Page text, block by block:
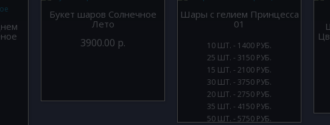
Букет шаров Солнечное
Лето
3900.00 р.
Шары с гелием Принцесса
01
10 ШТ. - 1400 РУБ.
15 ШТ. - 2100 РУБ.
20 ШТ. - 2750 РУБ.
25 ШТ. - 3150 РУБ.
30 ШТ. - 3750 РУБ.
35 ШТ. - 4150 РУБ.
50 ШТ. - 5750 РУБ.